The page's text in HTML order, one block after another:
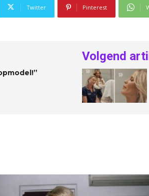
Twitter Pinterest
Volgend